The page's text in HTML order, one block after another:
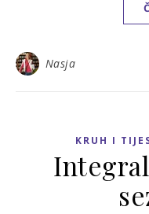
Nasja
KRUH I